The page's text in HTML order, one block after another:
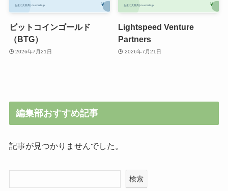
ビットコインゴールド
（BTG）
2026年7月21日
Lightspeed Venture
Partners
2026年7月21日
編集部おすすめ記事
記事が見つかりませんでした。
検索